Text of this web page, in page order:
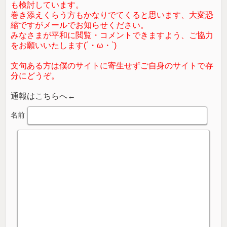
も検討しています。
巻き添えくらう方もかなりでてくると思います、大変恐
縮ですがメールでお知らせください。
みなさまが平和に閲覧・コメントできますよう、ご協力
をお願いいたします(´・ω・`)
文句ある方は僕のサイトに寄生せずご自身のサイトで存
分にどうぞ。
通報はこちらへ←
名前